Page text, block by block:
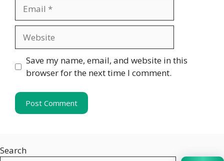
Save my name, email, and website in this
browser for the next time I comment.
Search